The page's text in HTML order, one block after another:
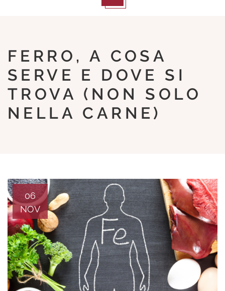
FERRO, A COSA
SERVE E DOVE SI
TROVA (NON SOLO
NELLA CARNE)
06
NOV